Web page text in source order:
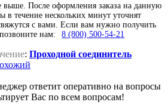
выше. После оформления заказа на данную
течение нескольких минут уточнят
с вами. Если вам нужно получить
нам:
8 (800) 500-54-21
: Проходной соединитель
ответит оперативно на вопросы
Вас по всем вопросам!